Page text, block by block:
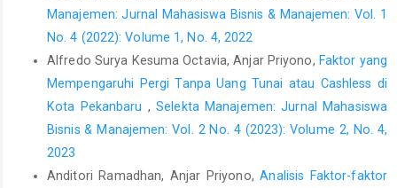
technology tools in new product development phases: Analysis
of effects on new product innovativeness, quality, and market
performance. Industrial Marketing Management, 40(2), pp. 321–
330.https://doi.org/10.1016/j.indmarman.2010.08.009
Ellis, S. C., Henke, J. W., & Kull, T. J. (2012). The effect of buyer
technological innovation: An empirical study of supplier
perceptions. Industrial Marketing Management, 41(8), pp.
1259–1269.https://doi.org/10.1016/j.indmarman.2012.10.010
Manajemen: Jurnal Mahasiswa Bisnis & Manajemen: Vol. 1
No. 4 (2022): Volume 1, No. 4, 2022
Alfredo Surya Kesuma Octavia, Anjar Priyono, Faktor yang
Mempengaruhi Pergi Tanpa Uang Tunai atau Cashless di
Kota Pekanbaru ,Selekta Manajemen: Jurnal Mahasiswa
Bisnis & Manajemen: Vol. 2 No. 4 (2023): Volume 2, No. 4,
2023
Anditori Ramadhan, Anjar Priyono,Analisis Faktor-faktor